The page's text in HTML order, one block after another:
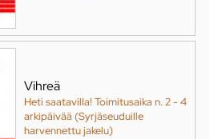
Vihreä
Heti saatavilla! Toimitusaika n. 2 - 4
arkipäivää (Syrjäseuduille
harvennettu jakelu)